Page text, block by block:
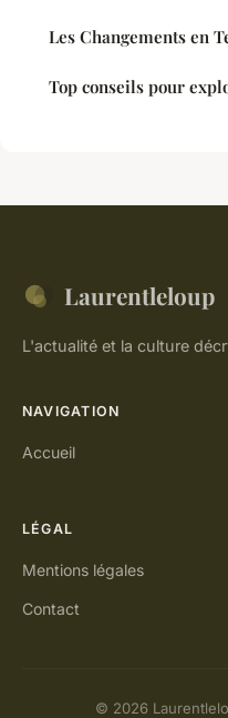
Les Changements en
Top conseils pour
Laurentleloup
L'actualité et la culture
NAVIGATION
Accueil
LÉGAL
Mentions légales
Contact
© 2026